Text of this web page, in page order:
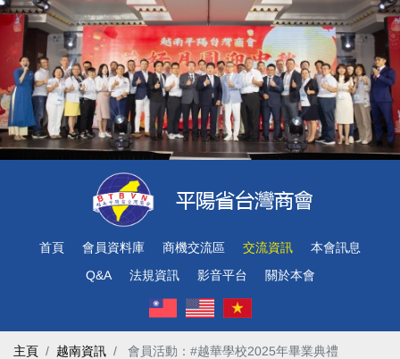
首頁 會員資料庫 商機交流區 交流資訊
本會訊息
Q&A
法規資訊 影音平台 關於本會
主頁 越南資訊 ​ 會員活動：#越華學校2025年畢業典禮 ​